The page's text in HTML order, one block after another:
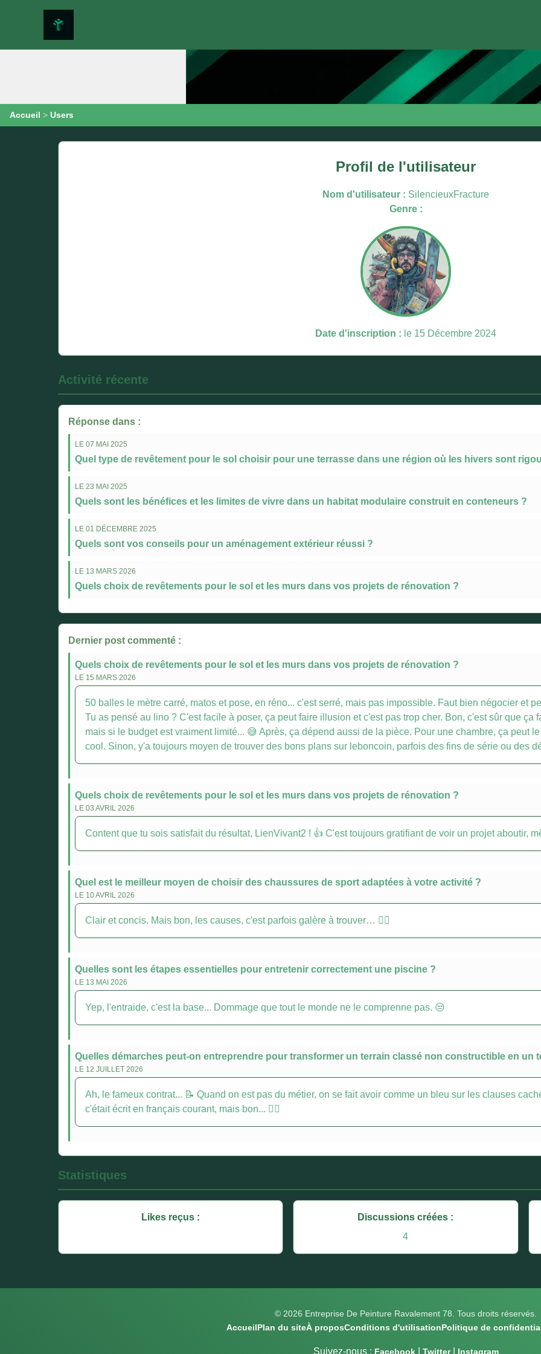
Accueil > Users
Profil de l'utilisateur
Nom d'utilisateur : SilencieuxFracture
Genre :
Date d'inscription : le 15 Décembre 2024
Activité récente
Réponse dans :
LE 07 MAI 2025
Quel type de revêtement pour le sol choisir pour une terrasse dans une région où les hivers sont
LE 23 MAI 2025
Quels sont les bénéfices et les limites de vivre dans un habitat modulaire construit en conteneurs ?
LE 01 DÉCEMBRE 2025
Quels sont vos conseils pour un aménagement extérieur réussi ?
LE 13 MARS 2026
Quels choix de revêtements pour le sol et les murs dans vos projets de rénovation ?
Dernier post commenté :
Quels choix de revêtements pour le sol et les murs dans vos projets de rénovation ?
LE 15 MARS 2026
50 balles le mètre carré, matos et pose, en réno... c'est serré, mais pas impossible. Faut bien négocier et
Tu as pensé au lino ? C'est facile à poser, ça peut faire illusion et c'est pas trop cher. Bon, c'est sûr que ça
mais si le budget est vraiment limité... 😅 Après, ça dépend aussi de la pièce. Pour une chambre, ça peut
cool. Sinon, y'a toujours moyen de trouver des bons plans sur leboncoin, parfois des fins de série ou des
Quels choix de revêtements pour le sol et les murs dans vos projets de rénovation ?
LE 03 AVRIL 2026
Content que tu sois satisfait du résultat, LienVivant2 ! 👍 C'est toujours gratifiant de voir un projet aboutir,
Quel est le meilleur moyen de choisir des chaussures de sport adaptées à votre activité ?
LE 10 AVRIL 2026
Clair et concis. Mais bon, les causes, c'est parfois galère à trouver… 🤷‍♂️
Quelles sont les étapes essentielles pour entretenir correctement une piscine ?
LE 13 MAI 2026
Yep, l'entraide, c'est la base... Dommage que tout le monde ne le comprenne pas. 😒
Quelles démarches peut-on entreprendre pour transformer un terrain classé non constructible en un
LE 12 JUILLET 2026
Ah, le fameux contrat... 📝 Quand on est pas du métier, on se fait avoir comme un bleu sur les clauses
c'était écrit en français courant, mais bon... 🤷‍♂️
Statistiques
Likes reçus :
Discussions créées :
4
© 2026 Entreprise De Peinture Ravalement 78. Tous droits réservés.
AccueilPlan du siteÀ proposConditions d'utilisationPolitique de
Suivez-nous : Facebook| Twitter| Instagram